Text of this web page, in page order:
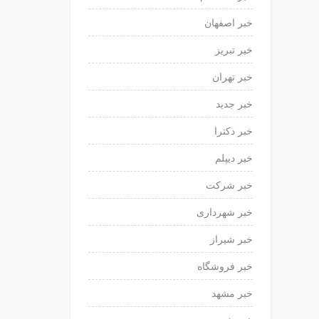
خبر اصفهان
خبر تبریز
خبر تهران
خبر جدید
خبر دکترا
خبر دیپلم
خبر شرکت
خبر شهرداری
خبر شیراز
خبر فروشگاه
خبر مشهد